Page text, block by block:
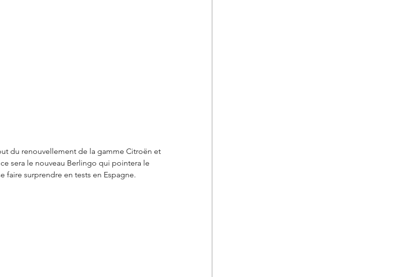
du renouvellement de la gamme Citroën et
sera le nouveau Berlingo qui pointera le
faire surprendre en tests en Espagne.